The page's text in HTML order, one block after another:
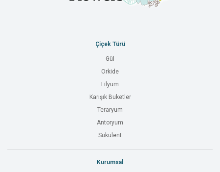
Çiçek Türü
Gül
Orkide
Lilyum
Karışık Buketler
Teraryum
Antoryum
Sukulent
Kurumsal